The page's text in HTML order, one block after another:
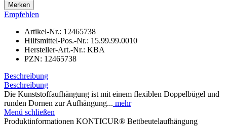
Merken
Empfehlen
Artikel-Nr.: 12465738
Hilfsmittel-Pos.-Nr.: 15.99.99.0010
Hersteller-Art.-Nr.: KBA
PZN: 12465738
Beschreibung
Beschreibung
Die Kunststoffaufhängung ist mit einem flexiblen Doppelbügel und
runden Dornen zur Aufhängung... mehr
Menü schließen
Produktinformationen KONTICUR® Bettbeutelaufhängung